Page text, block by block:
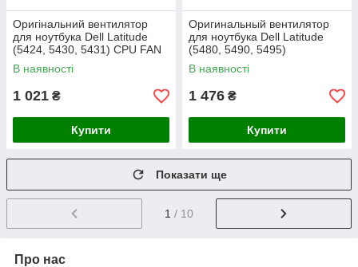
Оригінальний вентилятор
для ноутбука Dell Latitude
(5424, 5430, 5431) СPU FAN
В наявності
1 021 ₴
Купити
Оригинальный вентилятор
для ноутбука Dell Latitude
(5480, 5490, 5495)
В наявності
1 476 ₴
Купити
Показати ще
1 / 10
Про нас